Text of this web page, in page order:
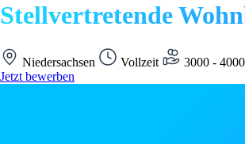
Stellvertretende
Niedersachsen Vollzeit 3000 -
Jetzt bewerben